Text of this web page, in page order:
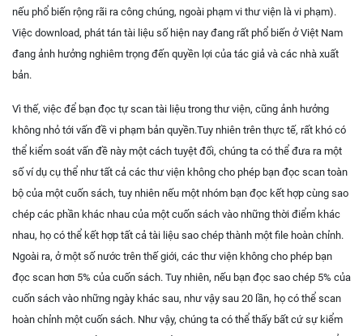
nếu phổ biến rộng rãi ra công chúng, ngoài phạm vi thư viện là vi phạm).
Việc download, phát tán tài liệu số hiện nay đang rất phổ biến ở Việt Nam
đang ảnh hưởng nghiêm trọng đến quyền lợi của tác giả và các nhà xuất
bản.
Vì thế, việc để bạn đọc tự scan tài liệu trong thư viện, cũng ảnh hưởng
không nhỏ tới vấn đề vi phạm bản quyền.Tuy nhiên trên thực tế, rất khó có
thể kiểm soát vấn đề này một cách tuyệt đối, chúng ta có thể đưa ra một
số ví dụ cụ thể như tất cả các thư viện không cho phép bạn đọc scan toàn
bộ của một cuốn sách, tuy nhiên nếu một nhóm bạn đọc kết hợp cùng sao
chép các phần khác nhau của một cuốn sách vào những thời điểm khác
nhau, họ có thể kết hợp tất cả tài liệu sao chép thành một file hoàn chỉnh.
Ngoài ra, ở một số nước trên thế giới, các thư viện không cho phép bạn
đọc scan hơn 5% của cuốn sách. Tuy nhiên, nếu bạn đọc sao chép 5% của
cuốn sách vào những ngày khác sau, như vậy sau 20 lần, họ có thể scan
hoàn chỉnh một cuốn sách. Như vậy, chúng ta có thể thấy bất cứ sự kiểm